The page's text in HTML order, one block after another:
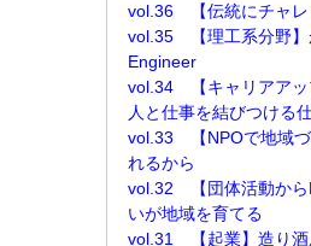
vol.36 【伝統にチャ
vol.35 【理工系分野
Engineer
vol.34 【キャリアア
人と仕事を結びつける
vol.33 【NPOで地域づ
れるから
vol.32 【団体活動から
いが地域を育てる
vol.31 【起業】造り酒